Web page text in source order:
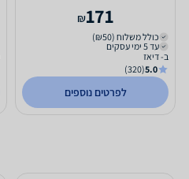
171
₪
כולל משלוח (₪50)
עד 5 ימי עסקים
ב- דיאז
5.0
(320)
לפרטים נוספים